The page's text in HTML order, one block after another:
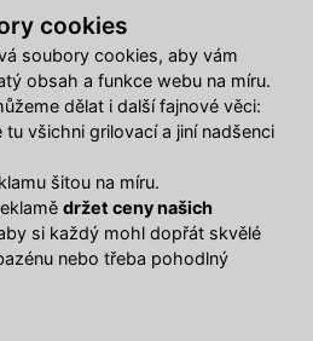
cookies
soubory cookies, aby vám
obsah a funkce webu na míru.
dělat i další fajnové věci:
všichni grilovací a jiní nadšenci
šitou na míru.
držet ceny našich
si každý mohl dopřát skvělé
nebo třeba pohodlný
PALMAS vám nabídne
tvaru a
najdete ideální pozici pro
sluneční clonou
horkých letních dnů. O
podhlavník a praktický
na nápoje, telefon nebo